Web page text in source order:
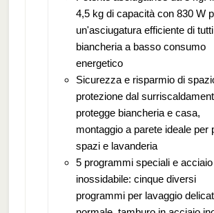
4,5 kg di capacità con 830 W
un'asciugatura efficiente di
biancheria a basso consumo
energetico
Sicurezza e risparmio di
protezione dal
protegge biancheria e casa,
montaggio a parete ideale per
spazi e lavanderia
5 programmi speciali e acciaio
inossidabile: cinque diversi
programmi per lavaggio